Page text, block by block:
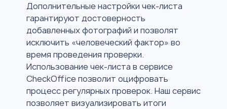
Дополнительные настройки чек-листа
гарантируют достоверность
добавленных фотографий и позволят
исключить «человеческий фактор» во
время проведения проверки.
Использование чек-листа в сервисе
CheckOffice позволит оцифровать
процесс регулярных проверок. Наш сервис
позволяет визуализировать итоги